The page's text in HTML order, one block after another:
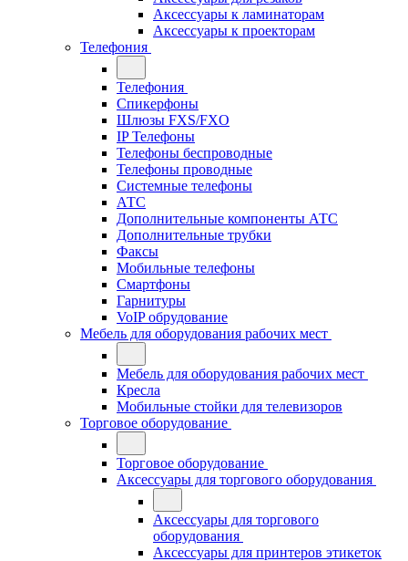
Аксессуары к ламинаторам
Аксессуары к проекторам
Телефония
Телефония
Спикерфоны
Шлюзы FXS/FXO
IP Телефоны
Телефоны беспроводные
Телефоны проводные
Системные телефоны
АТС
Дополнительные компоненты АТС
Дополнительные трубки
Факсы
Мобильные телефоны
Смартфоны
Гарнитуры
VoIP обрудование
Мебель для оборудования рабочих мест
Мебель для оборудования рабочих мест
Кресла
Мобильные стойки для телевизоров
Торговое оборудование
Торговое оборудование
Аксессуары для торгового оборудования
Аксессуары для торгового
оборудования
Аксессуары для принтеров этикеток